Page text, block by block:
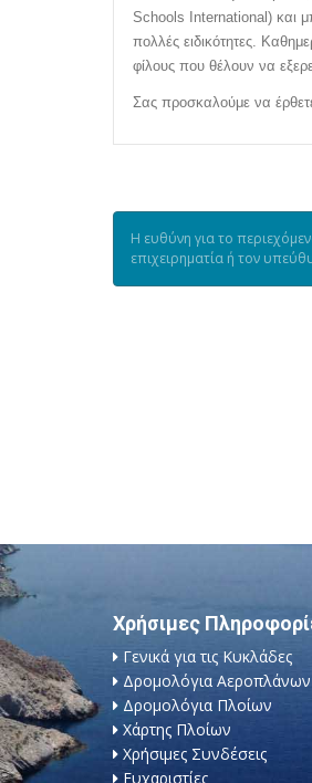
Schools
International ) και
πολλές ειδικότητες.
φίλους που θέλουν να
Σας προσκαλούμε να
Η ευθύνη για το
επιχειρηματία ή τον
Χρήσιμες
Γενικά για τις Κυκλάδες
Δρομολόγια Αεροπλάνων
Δρομολόγια Πλοίων
Χάρτης Πλοίων
Χρήσιμες Συνδέσεις
Ευχαριστίες